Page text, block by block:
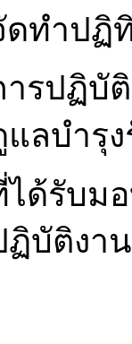
ดทำปฏิ
ารปฏิบั
แลบำรุ
ได้รับม
ฏิบัติงา